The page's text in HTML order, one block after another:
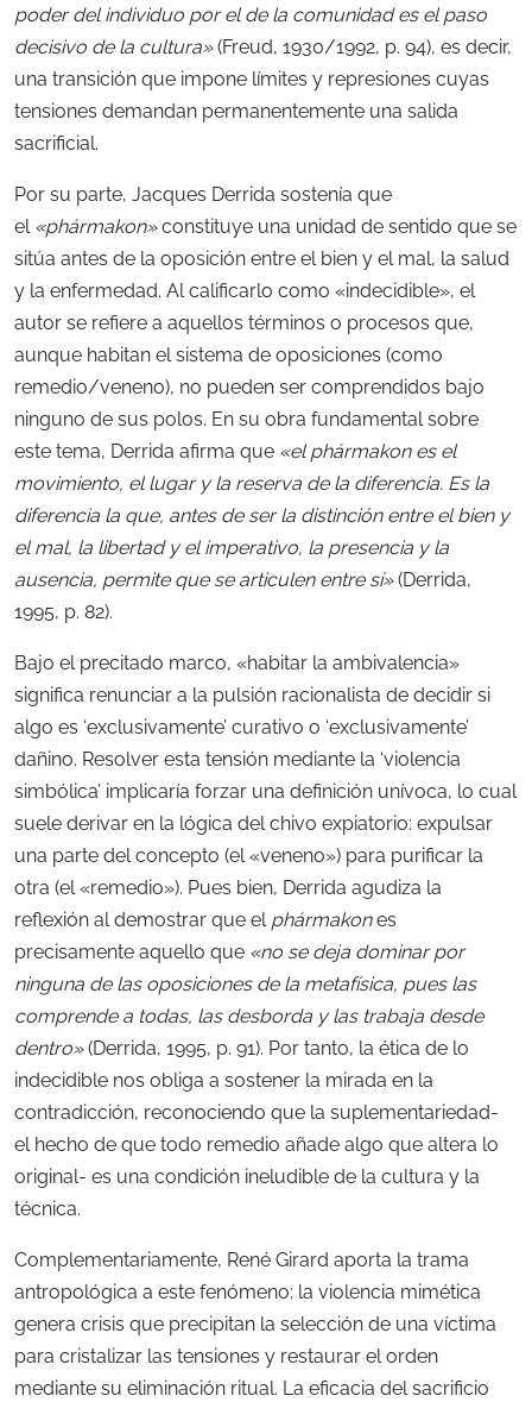
poder del individuo por el de la comunidad es el paso
decisivo de la cultura»(Freud, 1930/1992, p. 94), es decir,
una transición que impone límites y represiones cuyas
tensiones demandan permanentemente una salida
sacrificial.
Por su parte, Jacques Derrida sostenía que
el «phármakon»constituye una unidad de sentido que se
sitúa antes de la oposición entre el bien y el mal, la salud
y la enfermedad. Al calificarlo como «indecidible», el
autor se refiere a aquellos términos o procesos que,
aunque habitan el sistema de oposiciones (como
remedio/veneno), no pueden ser comprendidos bajo
ninguno de sus polos. En su obra fundamental sobre
este tema, Derrida afirma que «el phármakon es el
movimiento, el lugar y la reserva de la diferencia. Es la
diferencia la que, antes de ser la distinción entre el bien y
el mal, la libertad y el imperativo, la presencia y la
ausencia, permite que se articulen entre sí»(Derrida,
1995, p. 82).
Bajo el precitado marco, «habitar la ambivalencia»
significa renunciar a la pulsión racionalista de decidir si
algo es ‘exclusivamente’ curativo o ‘exclusivamente’
dañino. Resolver esta tensión mediante la ‘violencia
simbólica’ implicaría forzar una definición unívoca, lo cual
suele derivar en la lógica del chivo expiatorio: expulsar
una parte del concepto (el «veneno») para purificar la
otra (el «remedio»). Pues bien, Derrida agudiza la
reflexión al demostrar que el phármakones
precisamente aquello que «no se deja dominar por
ninguna de las oposiciones de la metafísica, pues las
comprende a todas, las desborda y las trabaja desde
dentro»(Derrida, 1995, p. 91). Por tanto, la ética de lo
indecidible nos obliga a sostener la mirada en la
contradicción, reconociendo que la suplementariedad-
el hecho de que todo remedio añade algo que altera lo
original- es una condición ineludible de la cultura y la
técnica.
Complementariamente, René Girard aporta la trama
antropológica a este fenómeno: la violencia mimética
genera crisis que precipitan la selección de una víctima
para cristalizar las tensiones y restaurar el orden
mediante su eliminación ritual. La eficacia del sacrificio